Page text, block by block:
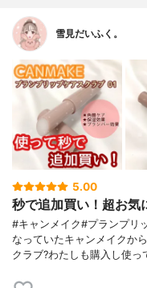
雪見だいふく。
5.00
秒で追加買い！超お気
#キャンメイク#プランプリ
なっていたキャンメイクか
クラブ?わたしも購入し使っ